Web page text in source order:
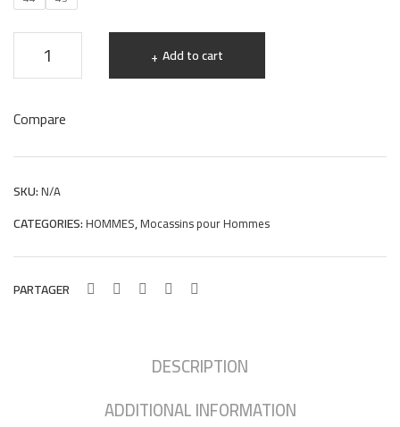
Moccasins
Hight
en
cuir
noir
747
quantity
Add to cart
Compare
SKU: N/A
CATEGORIES: HOMMES,Mocassins pour Hommes
PARTAGER
DESCRIPTION
ADDITIONAL INFORMATION